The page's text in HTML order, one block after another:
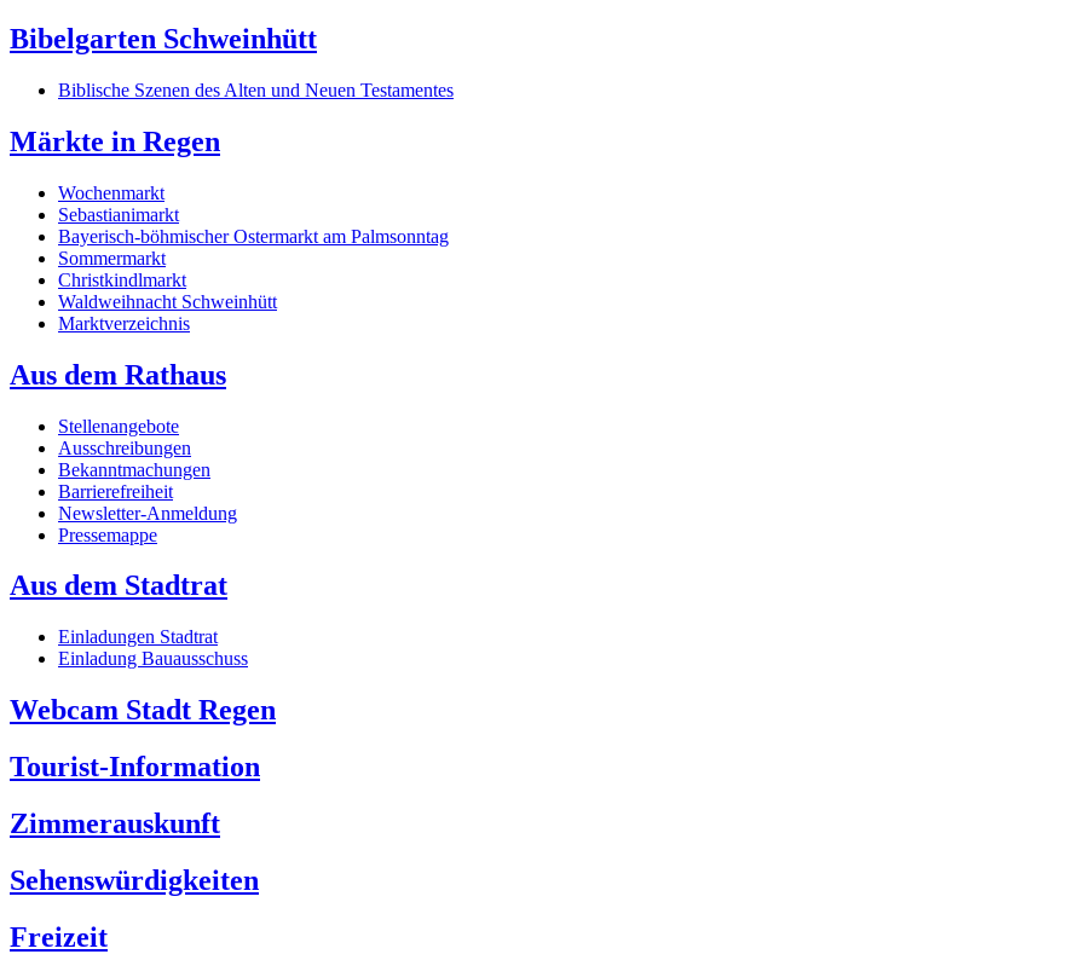
Bibelgarten Schweinhütt
Biblische Szenen des Alten und Neuen Testamentes
Märkte in Regen
Wochenmarkt
Sebastianimarkt
Bayerisch-böhmischer Ostermarkt am Palmsonntag
Sommermarkt
Christkindlmarkt
Waldweihnacht Schweinhütt
Marktverzeichnis
Aus dem Rathaus
Stellenangebote
Ausschreibungen
Bekanntmachungen
Barrierefreiheit
Newsletter-Anmeldung
Pressemappe
Aus dem Stadtrat
Einladungen Stadtrat
Einladung Bauausschuss
Webcam Stadt Regen
Tourist-Information
Zimmerauskunft
Sehenswürdigkeiten
Freizeit